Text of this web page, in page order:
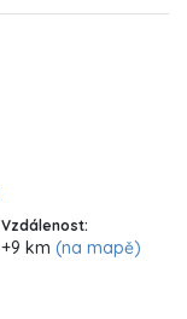
Vzdálenost:
+9 km (na mapě)